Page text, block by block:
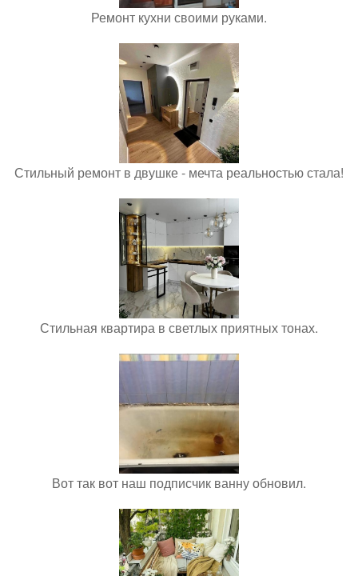
Ремонт кухни своими руками.
Стильный ремонт в двушке - мечта реальностью стала!
Стильная квартира в светлых приятных тонах.
Вот так вот наш подписчик ванну обновил.